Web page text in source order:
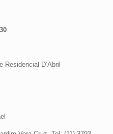
Residencial D’Abril